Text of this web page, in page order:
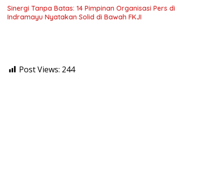
Sinergi Tanpa Batas: 14 Pimpinan Organisasi Pers di
Indramayu Nyatakan Solid di Bawah FKJI
Post Views: 244